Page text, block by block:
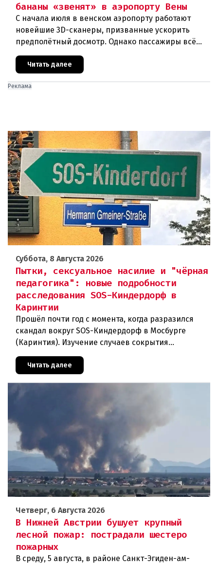
бананы «звенят» в аэропорту Вены
С начала июля в венском аэропорту работают
новейшие 3D-сканеры, призванные ускорить
предполётный досмотр. Однако пассажиры всё
отправляют на дополнительную пров
Читать далее
Реклама
Суббота, 8 Августа 2026
Пытки, сексуальное насилие и "чёрная
педагогика": новые подробности
расследования SOS-Киндердорф в
Каринтии
Прошёл почти год с момента, когда разразился
скандал вокруг SOS-Киндердорф в Мосбурге
(Каринтия). Изучение случаев сокрытия
масштабное расследование, которое продо
Читать далее
Четверг, 6 Августа 2026
В Нижней Австрии бушует крупный
лесной пожар: пострадали шестеро
пожарных
В среду, 5 августа, в районе Санкт-Эгиден-ам-